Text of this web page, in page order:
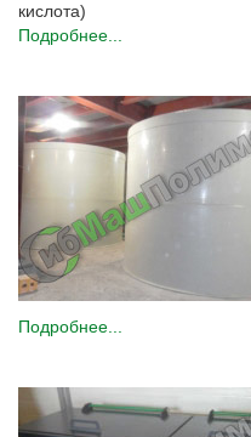
кислота)
Подробнее...
Подробнее...